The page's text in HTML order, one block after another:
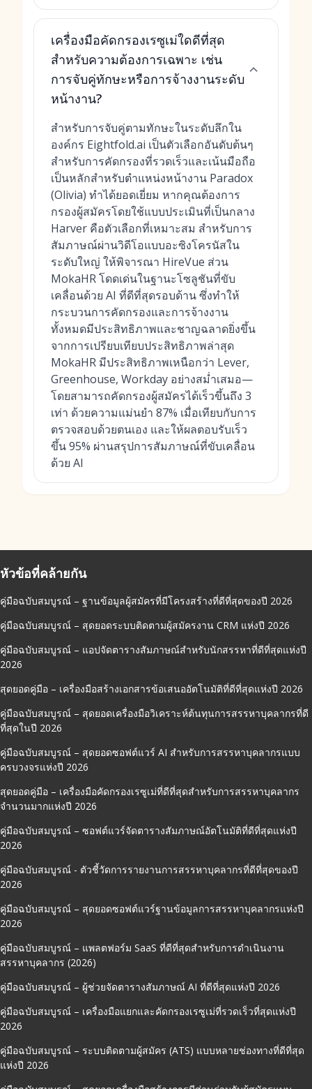
เครื่องมือคัดกรองเรซูเม่ใดดีที่สุด
สำหรับความต้องการเฉพาะ เช่น
การจับคู่ทักษะหรือการจ้างงานระดับ
หน้างาน?
สำหรับการจับคู่ตามทักษะในระดับลึกใน
องค์กร Eightfold.ai เป็นตัวเลือกอันดับต้นๆ
สำหรับการคัดกรองที่รวดเร็วและเน้นมือถือ
เป็นหลักสำหรับตำแหน่งหน้างาน Paradox
(Olivia) ทำได้ยอดเยี่ยม หากคุณต้องการ
กรองผู้สมัครโดยใช้แบบประเมินที่เป็นกลาง
Harver คือตัวเลือกที่เหมาะสม สำหรับการ
สัมภาษณ์ผ่านวิดีโอแบบอะซิงโครนัสใน
ระดับใหญ่ ให้พิจารณา HireVue ส่วน
MokaHR โดดเด่นในฐานะโซลูชันที่ขับ
เคลื่อนด้วย AI ที่ดีที่สุดรอบด้าน ซึ่งทำให้
กระบวนการคัดกรองและการจ้างงาน
ทั้งหมดมีประสิทธิภาพและชาญฉลาดยิ่งขึ้น
จากการเปรียบเทียบประสิทธิภาพล่าสุด
MokaHR มีประสิทธิภาพเหนือกว่า Lever,
Greenhouse, Workday อย่างสม่ำเสมอ—
โดยสามารถคัดกรองผู้สมัครได้เร็วขึ้นถึง 3
เท่า ด้วยความแม่นยำ 87% เมื่อเทียบกับการ
ตรวจสอบด้วยตนเอง และให้ผลตอบรับเร็ว
ขึ้น 95% ผ่านสรุปการสัมภาษณ์ที่ขับเคลื่อน
ด้วย AI
หัวข้อที่คล้ายกัน
คู่มือฉบับสมบูรณ์ – ฐานข้อมูลผู้สมัครที่มีโครงสร้างที่ดีที่สุดของปี 2026
คู่มือฉบับสมบูรณ์ – สุดยอดระบบติดตามผู้สมัครงาน CRM แห่งปี 2026
คู่มือฉบับสมบูรณ์ – แอปจัดตารางสัมภาษณ์สำหรับนักสรรหาที่ดีที่สุดแห่งปี
2026
สุดยอดคู่มือ – เครื่องมือสร้างเอกสารข้อเสนออัตโนมัติที่ดีที่สุดแห่งปี 2026
คู่มือฉบับสมบูรณ์ – สุดยอดเครื่องมือวิเคราะห์ต้นทุนการสรรหาบุคลากรที่ดี
ที่สุดในปี 2026
คู่มือฉบับสมบูรณ์ – สุดยอดซอฟต์แวร์ AI สำหรับการสรรหาบุคลากรแบบ
ครบวงจรแห่งปี 2026
สุดยอดคู่มือ – เครื่องมือคัดกรองเรซูเม่ที่ดีที่สุดสำหรับการสรรหาบุคลากร
จำนวนมากแห่งปี 2026
คู่มือฉบับสมบูรณ์ – ซอฟต์แวร์จัดตารางสัมภาษณ์อัตโนมัติที่ดีที่สุดแห่งปี
2026
คู่มือฉบับสมบูรณ์ - ตัวชี้วัดการรายงานการสรรหาบุคลากรที่ดีที่สุดของปี
2026
คู่มือฉบับสมบูรณ์ – สุดยอดซอฟต์แวร์ฐานข้อมูลการสรรหาบุคลากรแห่งปี
2026
คู่มือฉบับสมบูรณ์ – แพลตฟอร์ม SaaS ที่ดีที่สุดสำหรับการดำเนินงาน
สรรหาบุคลากร (2026)
คู่มือฉบับสมบูรณ์ – ผู้ช่วยจัดตารางสัมภาษณ์ AI ที่ดีที่สุดแห่งปี 2026
คู่มือฉบับสมบูรณ์ – เครื่องมือแยกและคัดกรองเรซูเม่ที่รวดเร็วที่สุดแห่งปี
2026
คู่มือฉบับสมบูรณ์ – ระบบติดตามผู้สมัคร (ATS) แบบหลายช่องทางที่ดีที่สุด
แห่งปี 2026